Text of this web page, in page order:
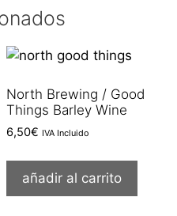
North Brewing / Good
Things Barley Wine
6,50€ IVA Incluido
añadir al carrito